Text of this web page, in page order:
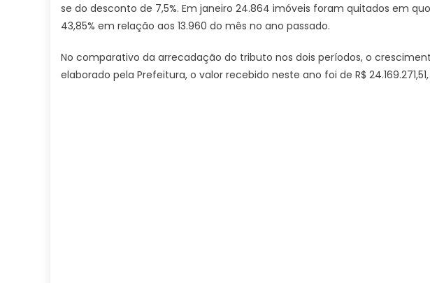
em
2024
se do desconto de 7,5%. Em janeiro 24.864 imóveis foram quitados em
43,85% em relação aos 13.960 do mês no ano passado.
No comparativo da arrecadação do tributo nos dois períodos, o
elaborado pela Prefeitura, o valor recebido neste ano foi de R$